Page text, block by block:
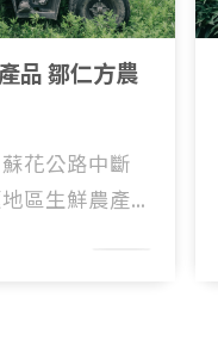
品 鄒仁方農
花公路中斷
區生鮮農產
。農業部在